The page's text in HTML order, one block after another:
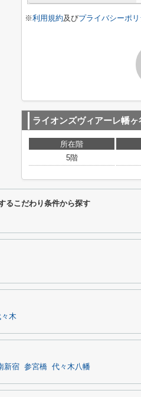
※利用規約及びプライバシーポリ
ライオンズヴィアーレ幡ヶ
所在階
5階
るこだわり条件から探す
木
新宿 参宮橋 代々木八幡